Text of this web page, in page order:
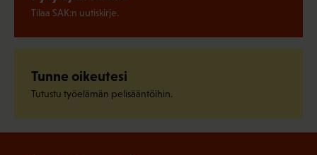
Tilaa SAK:n uutiskirje.
Tunne oikeutesi
Tutustu työelämän pelisääntöihin.